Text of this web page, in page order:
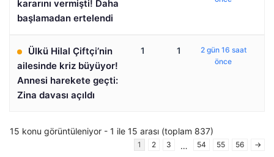
kararını vermişti! Daha
başlamadan ertelendi
Ülkü Hilal Çiftçi’nin
ailesinde kriz büyüyor!
Annesi harekete geçti:
Zina davası açıldı
1 1
2 gün 16 saat
önce
15 konu görüntüleniyor - 1 ile 15 arası (toplam 837)
1 2 3 … 54 55 56 →